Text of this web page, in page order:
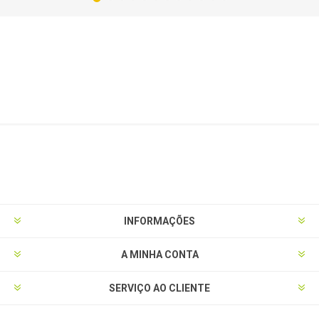
INFORMAÇÕES
A MINHA CONTA
SERVIÇO AO CLIENTE